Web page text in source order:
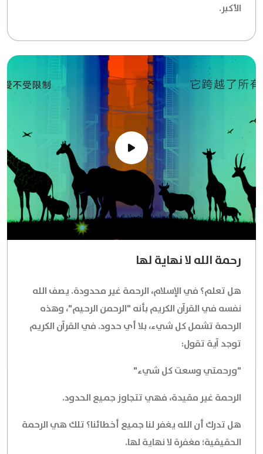
الأكبر.
رحمة الله لا نهاية لها
هل تعلم؟ في الإسلام، الرحمة غير محدودة. يصف الله
نفسه في القرآن الكريم بأنه "الرحمن الرحيم"، وهذه
الرحمة تشمل كل شيء، بلا أي حدود. في القرآن الكريم
توجد آية تقول:
"ورحمتي وسعت كل شيء"
الرحمة غير مقيدة، فهي تتجاوز جميع الحدود.
هل تدرك أن الله يغفر لنا جميع أخطائنا؟ تلك هي الرحمة
الحقيقية؛ مغفرة لا نهاية لها.